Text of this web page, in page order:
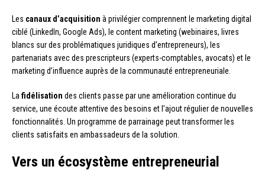
Les canaux d’acquisition à privilégier comprennent le marketing digital
ciblé (LinkedIn, Google Ads), le content marketing (webinaires, livres
blancs sur des problématiques juridiques d’entrepreneurs), les
partenariats avec des prescripteurs (experts-comptables, avocats) et le
marketing d’influence auprès de la communauté entrepreneuriale.
Lafidélisation des clients passe par une amélioration continue du
service, une écoute attentive des besoins et l’ajout régulier de nouvelles
fonctionnalités. Un programme de parrainage peut transformer les
clients satisfaits en ambassadeurs de la solution.
Vers un écosystème entrepreneurial